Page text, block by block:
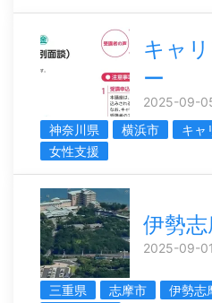
キャ
ー
2025-09-
神奈川県
横浜市
キャ
女性支援
伊勢
2025-09-
三重県 志摩市 伊勢志